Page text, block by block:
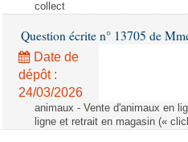
collect
Question écrite n° 13705 de
Date de
dépôt :
24/03/2026
animaux - Vente d'animaux en
ligne et retrait en magasin («